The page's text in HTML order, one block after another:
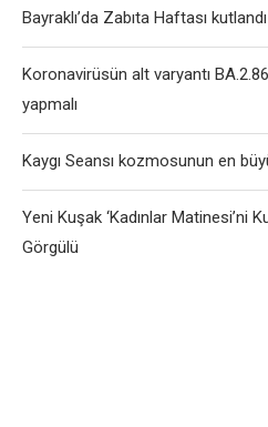
Bayraklı’da Zabıta Haftası kutlandı
Koronavirüsün alt varyantı
yapmalı
Kaygı Seansı kozmosunun en
Yeni Kuşak ‘Kadınlar Matinesi’ni
Görgülü